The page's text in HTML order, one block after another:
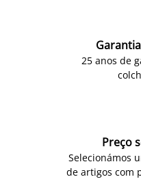
25 anos de
Preço
Selecionámos
de artigos com